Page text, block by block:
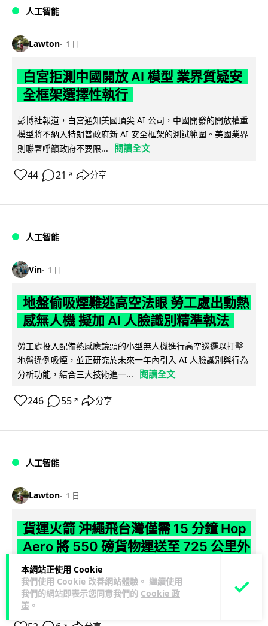
本網站正使用 Cookie
我們使用 Cookie 改善網站體驗。 繼續使用
我們的網站即表示您同意我們的 Cookie 政
策 。
人工智能
Lawton 1 日
白宮拒測中國開放 AI 模型 業界質疑安
全框架選擇性執行
彭博社報道，白宮通知美國頂尖 AI 公司，中國開發的開放權重
模型將不納入特朗普政府新 AI 安全框架的測試範圍。美國業界
則聯署呼籲政府不要限...
閱讀全文
44 21 ↗ 分享
人工智能
Vin 1 日
地盤偷吸煙難逃高空法眼 勞工處出動熱
感無人機 擬加 AI 人臉識別精準執法
勞工處投入配備熱感應鏡頭的小型無人機進行高空巡邏以打擊
地盤違例吸煙，並正研究於未來一年內引入 AI 人臉識別與行為
分析功能，結合三大技術進一...
閱讀全文
246 55 ↗ 分享
人工智能
Lawton 1 日
貨運火箭 沖繩飛台灣僅需 15 分鐘 Hop
Aero 將 550 磅貨物運送至 725 公里外
【真正用火箭送貨】美國初創 Hop Aero 公開自動駕駛貨運火
箭，聲稱可在 15 分鐘內將 250 公斤物資投送 750 公里外，並
以沖繩... 閱讀全文